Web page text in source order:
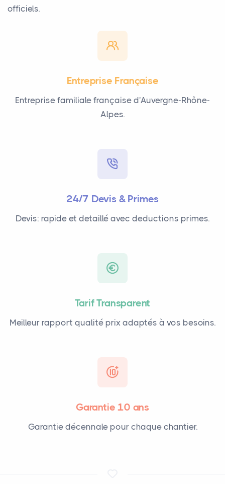
officiels.
Entreprise Française
Entreprise familiale française d'Auvergne-Rhône-
Alpes.
24/7 Devis & Primes
Devis: rapide et detaillé avec deductions primes.
Tarif Transparent
Meilleur rapport qualité prix adaptés à vos besoins.
Garantie 10 ans
Garantie décennale pour chaque chantier.